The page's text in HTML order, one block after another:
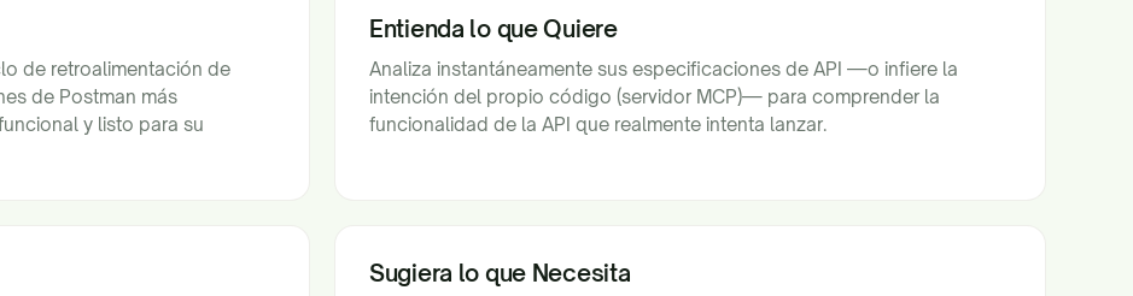
de retroalimentación de
de Postman más
y listo para su
Entienda lo que Quiere
Analiza instantáneamente sus especificaciones de API —o infiere la
intención del propio código (servidor MCP)— para comprender la
funcionalidad de la API que realmente intenta lanzar.
Sugiera lo que Necesita